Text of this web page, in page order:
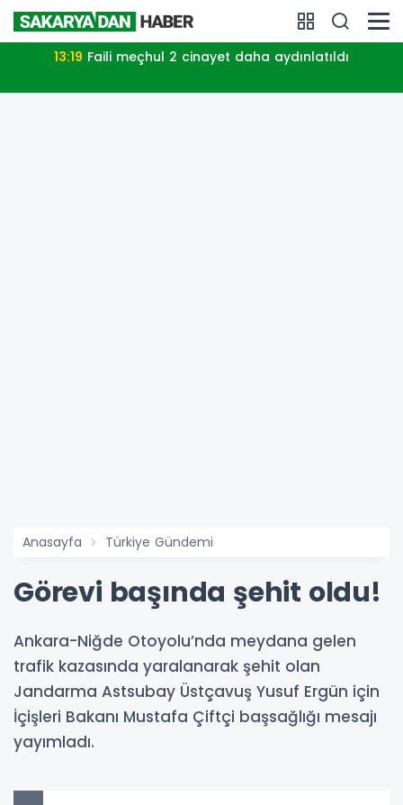
13:19 Faili meçhul 2 cinayet daha aydınlatıldı
Anasayfa Türkiye Gündemi
Görevi başında şehit oldu!
Ankara-Niğde Otoyolu’nda meydana gelen
trafik kazasında yaralanarak şehit olan
Jandarma Astsubay Üstçavuş Yusuf Ergün için
İçişleri Bakanı Mustafa Çiftçi başsağlığı mesajı
yayımladı.